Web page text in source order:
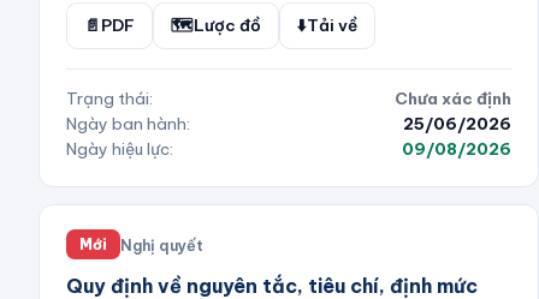
📄 PDF 🗺️Lược đồ ⬇️Tải về
Trạng thái:
Chưa xác định
Ngày ban hành:
25/06/2026
Ngày hiệu lực:
09/08/2026
Mới Nghị quyết
Quy định về nguyên tắc, tiêu chí, định mức